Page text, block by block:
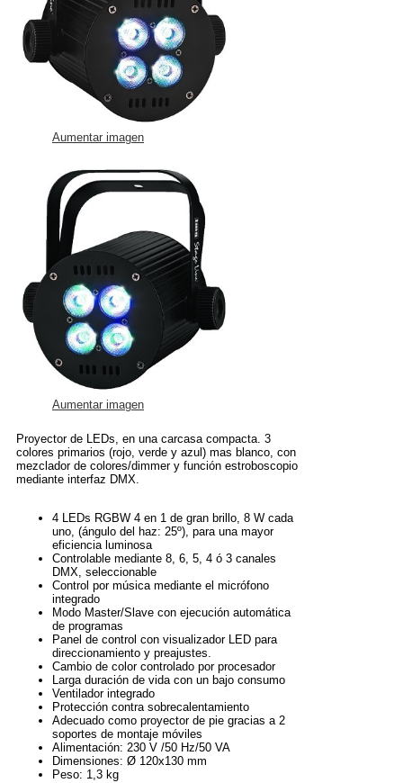
Aumentar imagen
Aumentar imagen
Proyector de LEDs, en una carcasa compacta. 3
colores primarios (rojo, verde y azul) mas blanco, con
mezclador de colores/dimmer y función estroboscopio
mediante interfaz DMX.
4 LEDs RGBW 4 en 1 de gran brillo, 8 W cada
uno, (ángulo del haz: 25º), para una mayor
eficiencia luminosa
Controlable mediante 8, 6, 5, 4 ó 3 canales
DMX, seleccionable
Control por música mediante el micrófono
integrado
Modo Master/Slave con ejecución automática
de programas
Panel de control con visualizador LED para
direccionamiento y preajustes.
Cambio de color controlado por procesador
Larga duración de vida con un bajo consumo
Ventilador integrado
Protección contra sobrecalentamiento
Adecuado como proyector de pie gracias a 2
soportes de montaje móviles
Alimentación: 230 V /50 Hz/50 VA
Dimensiones: Ø 120x130 mm
Peso: 1,3 kg